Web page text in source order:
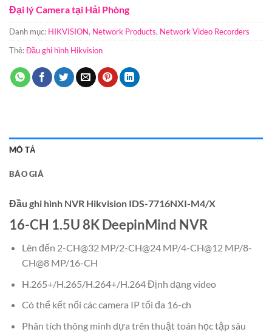
Đại lý Camera tại Hải Phòng
Danh mục: HIKVISION, Network Products, Network Video Recorders
Thẻ:Đầu ghi hình Hikvision
MÔ TẢ
BÁO GIÁ
Đầu ghi hình NVR Hikvision IDS-7716NXI-M4/X
16-CH 1.5U 8K DeepinMind NVR
Lên đến 2-CH@32 MP/2-CH@24 MP/4-CH@12 MP/8-
CH@8 MP/16-CH
H.265+/H.265/H.264+/H.264 Định dạng video
Có thể kết nối các camera IP tối đa 16-ch
Phân tích thông minh dựa trên thuật toán học tập sâu